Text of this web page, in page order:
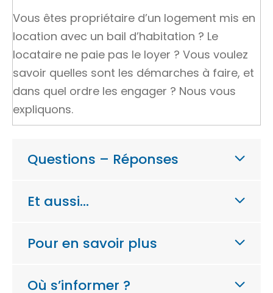
Vous êtes propriétaire d’un logement mis en
location avec un bail d’habitation ? Le
locataire ne paie pas le loyer ? Vous voulez
savoir quelles sont les démarches à faire, et
dans quel ordre les engager ? Nous vous
expliquons.
Questions – Réponses
Et aussi…
Pour en savoir plus
Où s’informer ?